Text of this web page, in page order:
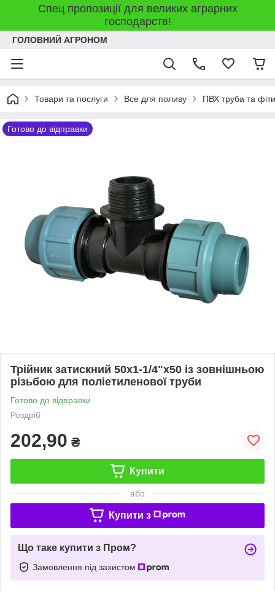
Спец пропозиції для великих аграрних
господарств!
ГОЛОВНИЙ АГРОНОМ
Товари та послуги Все для поливу ПВХ труба та
Готово до відправки
Трійник затискний 50х1-1/4"х50 із зовнішньою
різьбою для поліетиленової труби
Готово до відправки
Роздріб
202,90 ₴
Купити
або
Купити з
Що таке купити з Пром?
Замовлення під захистом